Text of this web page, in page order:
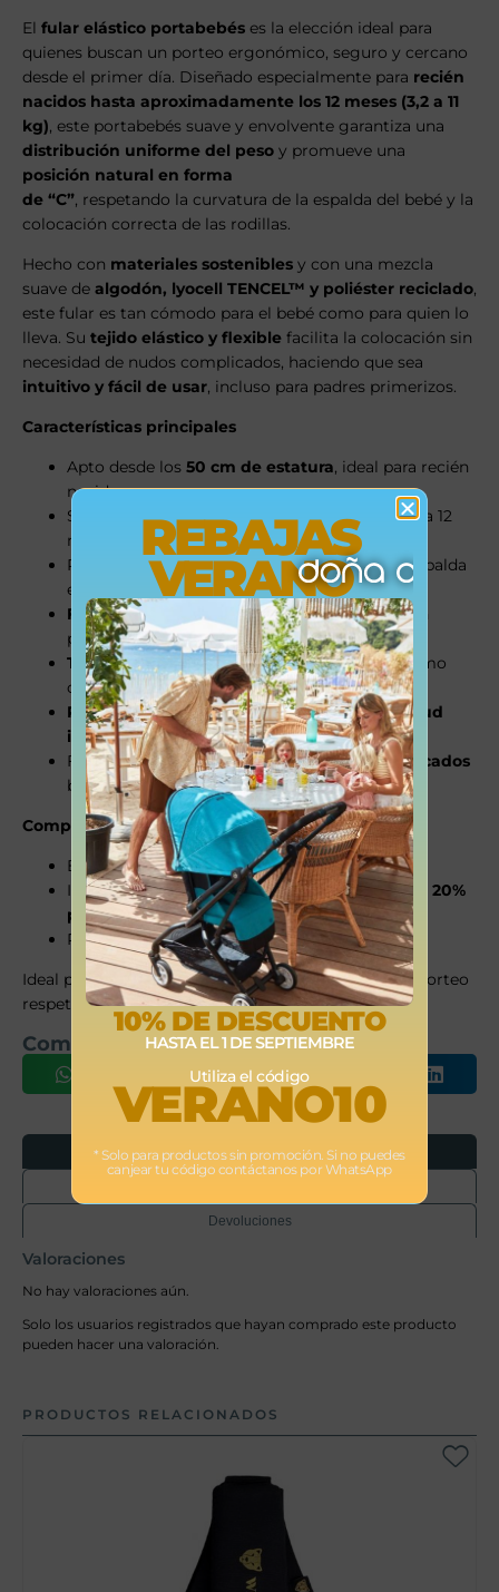
El fular elástico portabebés es la elección ideal para
quienes buscan un porteo ergonómico, seguro y cercano
desde el primer día. Diseñado especialmente para recién
nacidos hasta aproximadamente los 12 meses (3,2 a 11
kg), este portabebés suave y envolvente garantiza una
distribución uniforme del peso y promueve una
posición natural en forma
de “C”, respetando la curvatura de la espalda del bebé y la
colocación correcta de las rodillas.
Hecho con materiales sostenibles y con una mezcla
suave de algodón, lyocell TENCEL™ y poliéster reciclado,
este fular es tan cómodo para el bebé como para quien lo
lleva. Su tejido elástico y flexible facilita la colocación sin
necesidad de nudos complicados, haciendo que sea
intuitivo y fácil de usar, incluso para padres primerizos.
Características principales
Apto desde los 50 cm de estatura, ideal para recién
nacidos.
Soporta un rango de peso de3,2 kg a 11 kg(0 a 12
meses).
Permite una posición ergonómica segura: espalda
en “C” y rodillas en “M”.
Fácil de usar
, incluso sin experiencia previa en
porteo.
Tela suave, elástica y transpirablepara máximo
confort.
Reconocido y aprobado por expertos en salud
infantil.
Fabricado con materiales reciclados y certificados
bajo estándares REACH.
Composición de materiales
Exterior:100% poliéster reciclado.
Interior:40% algodón, 40% TENCEL™ lyocell, 20%
poliéster.
Relleno: espuma de poliuretano.
Ideal para los primeros meses, este fular ofrece un porteo
respetuoso, práctico y lleno de ternura.
Comparte este producto
Opiniones
Devoluciones
Valoraciones
No hay valoraciones aún.
Solo los usuarios registrados que hayan comprado este producto
pueden hacer una valoración.
PRODUCTOS RELACIONADOS
REBAJAS
VERANO
10% DE DESCUENTO
HASTA EL 1 DE SEPTIEMBRE
Utiliza el código
VERANO10
* Solo para productos sin promoción. Si no puedes
canjear tu código contáctanos por WhatsApp